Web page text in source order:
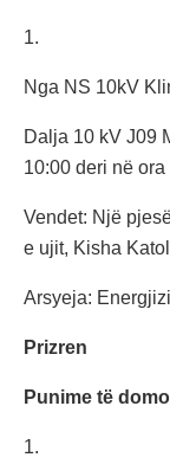
1.
Nga NS 10kV
Dalja 10 kV J09
10:00 deri në ora
Vendet: Një
e ujit, Kisha
Arsyeja:
Prizren
Punime të
1.